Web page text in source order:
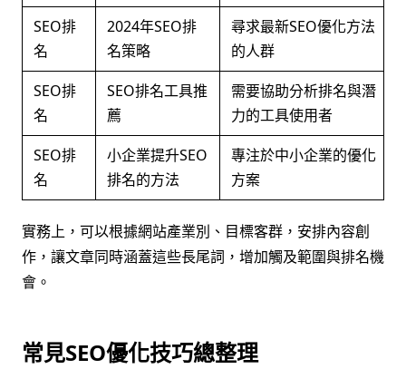
SEO排
名
2024年SEO排
名策略
尋求最新SEO優化方法
的人群
SEO排
名
SEO排名工具推
薦
需要協助分析排名與潛
力的工具使用者
SEO排
名
小企業提升SEO
排名的方法
專注於中小企業的優化
方案
實務上，可以根據網站產業別、目標客群，安排內容創
作，讓文章同時涵蓋這些長尾詞，增加觸及範圍與排名機
會。
常見SEO優化技巧總整理